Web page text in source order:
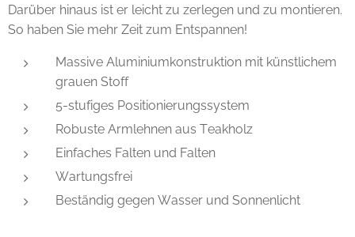
Darüber hinaus ist er leicht zu zerlegen und zu montieren.
So haben Sie mehr Zeit zum Entspannen!
Massive Aluminiumkonstruktion mit künstlichem
grauen Stoff
5-stufiges Positionierungssystem
Robuste Armlehnen aus Teakholz
Einfaches Falten und Falten
Wartungsfrei
Beständig gegen Wasser und Sonnenlicht